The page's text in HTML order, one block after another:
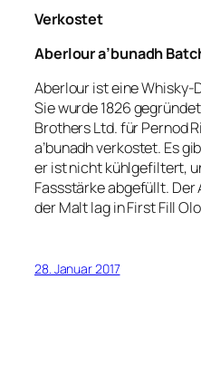
Verkostet
Aberlour a’bunadh
Aberlour ist eine Whisky-
Sie wurde 1826
Brothers Ltd. für Pernod
a’bunadh verkostet. Es
er ist nicht kühlgefiltert,
Fassstärke abgefüllt.
der Malt lag in First Fill
28. Januar 2017